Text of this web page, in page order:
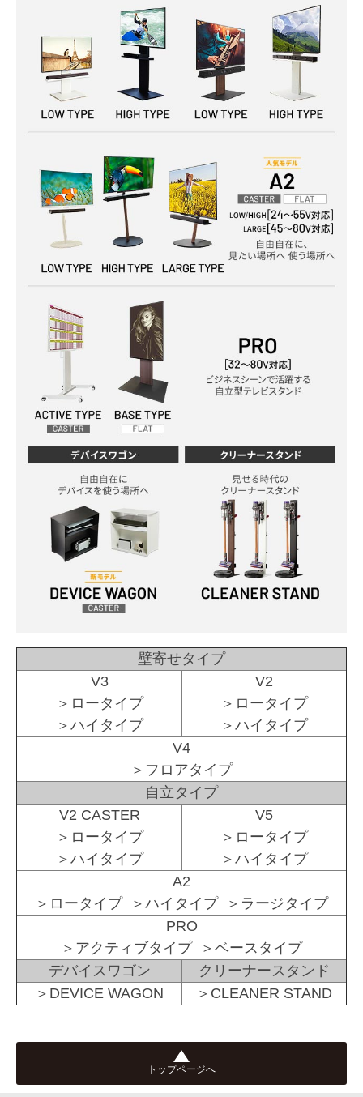
壁寄せタイプ
V3
＞ロータイプ
＞ハイタイプ
V2
＞ロータイプ
＞ハイタイプ
V4
＞フロアタイプ
自立タイプ
V2 CASTER
＞ロータイプ
＞ハイタイプ
V5
＞ロータイプ
＞ハイタイプ
A2
＞ロータイプ ＞ハイタイプ ＞ラージタイプ
PRO
＞アクティブタイプ ＞ベースタイプ
デバイスワゴン
クリーナースタンド
＞DEVICE WAGON
＞CLEANER STAND
トップページへ